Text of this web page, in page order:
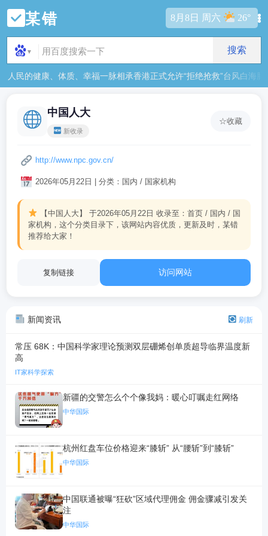
某错 8月8日 周六 26°
▼ 搜索
人民的健康、体质、幸福一脉相承香港正式允许“拒绝抢救”台风白海豚
中国人大
新收录
☆收藏
http://www.npc.gov.cn/
2026年05月22日 | 分类：国内 / 国家机构
【中国人大】
于2026年05月22日 收录至：首页 / 国内 / 国
家机构，这个分类目录下，该网站内容优质，更新及时，某错
推荐给大家！
复制链接 访问网站
新闻资讯 刷新
常压 68K：中国科学家理论预测双层硼烯创单质超导临界温度新
高
IT家科学探索
新疆的交警怎么个个像我妈：暖心叮嘱走红网络
中华国际
杭州红盘车位价格迎来“膝斩” 从“腰斩”到“膝斩”
中华国际
中国联通被曝“狂砍”区域代理佣金 佣金骤减引发关
注
中华国际